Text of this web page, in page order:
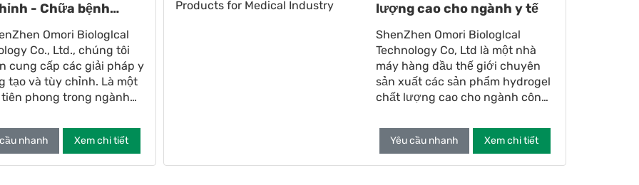
- Chữa bệnh
để quản lý vết
Omori Biologlcal
Co., Ltd., chúng tôi
cung cấp các giải pháp y
tạo và tùy chỉnh. Là một
phong trong ngành
sản xuất y tế die-cut
nhanh Xem chi tiết
lượng cao cho ngành y tế
ShenZhen Omori Biologlcal
Technology Co, Ltd là một nhà
máy hàng đầu thế giới chuyên
sản xuất các sản phẩm hydrogel
chất lượng cao cho ngành công
lĩnh vực cắt khuôn, chúng tôi
chuyên về manu
Yêu cầu nhanh Xem chi tiết